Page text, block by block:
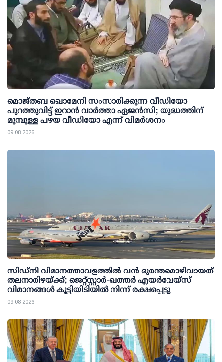
മൊജ്തബ ഖൊമേനി സംസാരിക്കുന്ന വീഡിയോ
പുറത്തുവിട്ട് ഇറാന്‍ വാര്‍ത്താ ഏജന്‍സി; യുദ്ധത്തിന്
മുമ്പുള്ള പഴയ വീഡിയോ എന്ന് വിമര്‍ശനം
09 08 2026
സിഡ്‌നി വിമാനത്താവളത്തിൽ വൻ ദുരന്തമൊഴിവായത്
തലനാരിഴയ്ക്ക്; ജെറ്റ്‌സ്റ്റാർ-ഖത്തർ എയർവേയ്‌സ്
വിമാനങ്ങൾ കൂട്ടിയിടിയിൽ നിന്ന് രക്ഷപ്പെട്ടു
09 08 2026